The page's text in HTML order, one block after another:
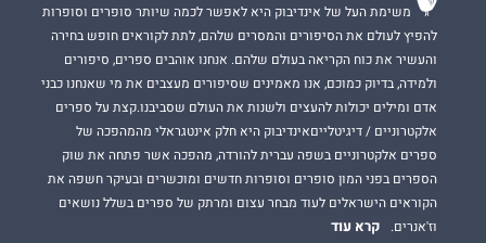
משימת העל של אינדיבוק היא לאפשר לכמה שיותר סופרים וסופרות
להפיץ לעולם את הסיפורים והמסרים שלהם, לתת לקוראים חופש בחירה
והעשיר את כוח הקריאה בעולם שלהם. אנחנו אוהבים ספרים, סיפורים
ולמידה, בדיוק כמוכם, אנו מאמינים שסיפורים מעצבים את מי שאנחנו כבני
אדם ומילים יכולות להעצים ולשנות את העולם שסביבנו.קצת על ספרים
אלקטרוניים / דיגיטלייםאינדיבוק היא חלק אינטגראלי מהמהפכה של
ספרים אלקטרוניים בשפה עברית להורדה, מהפכה אשר פתחה את שוק
הספרים בפני המון סופרים וסופרות חדשים ומוכשרים ובעיקר חשפה את
הקוראים הישראלים לעוד מבחר עצום ומרתק של ספרים בשלל נושאים
וז'אנרים.
קרא עוד